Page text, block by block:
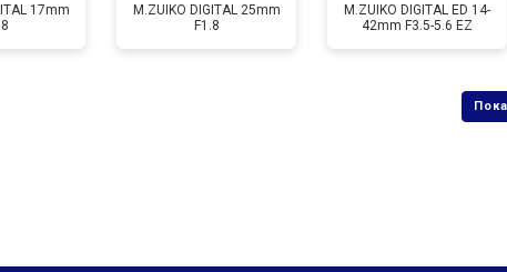
17mm
M.ZUIKO DIGITAL 25mm
F1.8
M.ZUIKO DIGITAL ED 14-
42mm F3.5-5.6 EZ